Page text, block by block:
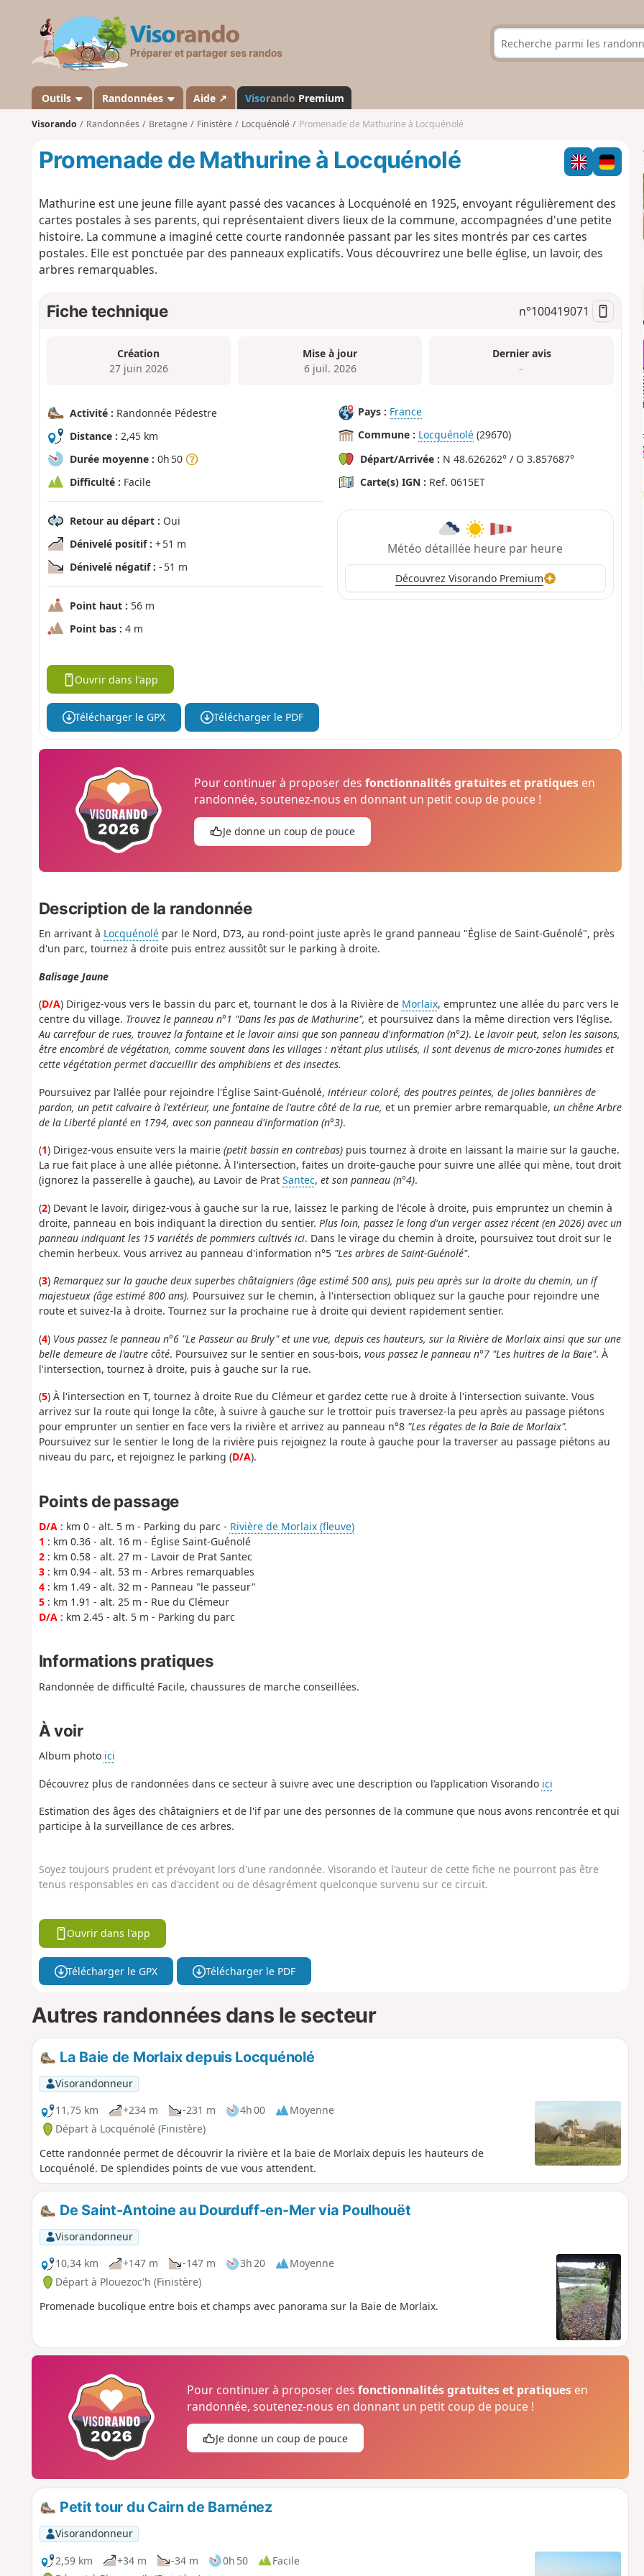
s
a
n
d
Outils Randonnées Aide ↗ Visorando Premium
Visorando Randonnées Bretagne Finistère Locquénolé Promenade de Mathurine à Locquénolé
Promenade de Mathurine à Locquénolé
Mathurine est une jeune fille ayant passé des vacances à Locquénolé en 1925, envoyant régulièrement des
cartes postales à ses parents, qui représentaient divers lieux de la commune, accompagnées d'une petite
histoire. La commune a imaginé cette courte randonnée passant par les sites montrés par ces cartes
postales. Elle est ponctuée par des panneaux explicatifs. Vous découvrirez une belle église, un lavoir, des
arbres remarquables.
Fiche technique n°100419071
Création
27 juin 2026
Mise à jour
6 juil. 2026
Dernier avis
–
Activité : Randonnée Pédestre
Distance : 2,45 km
Durée moyenne : 0h 50
Difficulté : Facile
Retour au départ : Oui
Dénivelé positif : + 51 m
Dénivelé négatif : - 51 m
Point haut : 56 m
Point bas : 4 m
Pays : France
Commune : Locquénolé (29670)
Départ/Arrivée : N 48.626262° / O 3.857687°
Carte(s) IGN : Ref. 0615ET
Météo détaillée heure par heure
Découvrez Visorando Premium
Ouvrir dans l'app
Télécharger le GPX Télécharger le PDF
Pour continuer à proposer desfonctionnalités gratuites et pratiques en
randonnée, soutenez-nous en donnant un petit coup de pouce !
Je donne un coup de pouce
Description de la randonnée
En arrivant à Locquénolépar le Nord, D73, au rond-point juste après le grand panneau "Église de Saint-Guénolé", près
d'un parc, tournez à droite puis entrez aussitôt sur le parking à droite.
Balisage Jaune
(D/A) Dirigez-vous vers le bassin du parc et, tournant le dos à la Rivière de Morlaix, empruntez une allée du parc vers le
centre du village. Trouvez le panneau n°1 "Dans les pas de Mathurine", et poursuivez dans la même direction vers l'église.
Au carrefour de rues, trouvez la fontaine et le lavoir ainsi que son panneau d'information (n°2). Le lavoir peut, selon les saisons,
être encombré de végétation, comme souvent dans les villages : n'étant plus utilisés, il sont devenus de micro-zones humides et
cette végétation permet d'accueillir des amphibiens et des insectes.
Poursuivez par l'allée pour rejoindre l'Église Saint-Guénolé, intérieur coloré, des poutres peintes, de jolies bannières de
pardon, un petit calvaire à l'extérieur, une fontaine de l'autre côté de la rue, et un premier arbre remarquable, un chêne Arbre
de la Liberté planté en 1794, avec son panneau d'information (n°3).
(1) Dirigez-vous ensuite vers la mairie (petit bassin en contrebas)puis tournez à droite en laissant la mairie sur la gauche.
La rue fait place à une allée piétonne. À l'intersection, faites un droite-gauche pour suivre une allée qui mène, tout droit
(ignorez la passerelle à gauche), au Lavoir de Prat Santec, et son panneau (n°4).
(2) Devant le lavoir, dirigez-vous à gauche sur la rue, laissez le parking de l'école à droite, puis empruntez un chemin à
droite, panneau en bois indiquant la direction du sentier. Plus loin, passez le long d'un verger assez récent (en 2026) avec un
panneau indiquant les 15 variétés de pommiers cultivés ici. Dans le virage du chemin à droite, poursuivez tout droit sur le
chemin herbeux. Vous arrivez au panneau d'information n°5 "Les arbres de Saint-Guénolé".
(3) Remarquez sur la gauche deux superbes châtaigniers (âge estimé 500 ans), puis peu après sur la droite du chemin, un if
majestueux (âge estimé 800 ans). Poursuivez sur le chemin, à l'intersection obliquez sur la gauche pour rejoindre une
route et suivez-la à droite. Tournez sur la prochaine rue à droite qui devient rapidement sentier.
(4) Vous passez le panneau n°6 "Le Passeur au Bruly" et une vue, depuis ces hauteurs, sur la Rivière de Morlaix ainsi que sur une
belle demeure de l'autre côté. Poursuivez sur le sentier en sous-bois, vous passez le panneau n°7 "Les huitres de la Baie". À
l'intersection, tournez à droite, puis à gauche sur la rue.
(5) À l'intersection en T, tournez à droite Rue du Clémeur et gardez cette rue à droite à l'intersection suivante. Vous
arrivez sur la route qui longe la côte, à suivre à gauche sur le trottoir puis traversez-la peu après au passage piétons
pour emprunter un sentier en face vers la rivière et arrivez au panneau n°8 "Les régates de la Baie de Morlaix".
Poursuivez sur le sentier le long de la rivière puis rejoignez la route à gauche pour la traverser au passage piétons au
niveau du parc, et rejoignez le parking (D/A).
Points de passage
D/A: km 0 - alt. 5 m - Parking du parc - Rivière de Morlaix (fleuve)
1 : km 0.36 - alt. 16 m - Église Saint-Guénolé
2: km 0.58 - alt. 27 m - Lavoir de Prat Santec
3: km 0.94 - alt. 53 m - Arbres remarquables
4: km 1.49 - alt. 32 m - Panneau "le passeur"
5: km 1.91 - alt. 25 m - Rue du Clémeur
D/A: km 2.45 - alt. 5 m - Parking du parc
Informations pratiques
Randonnée de difficulté Facile, chaussures de marche conseillées.
À voir
Album photo ici
Découvrez plus de randonnées dans ce secteur à suivre avec une description ou l’application Visorando ici
Estimation des âges des châtaigniers et de l'if par une des personnes de la commune que nous avons rencontrée et qui
participe à la surveillance de ces arbres.
Soyez toujours prudent et prévoyant lors d'une randonnée. Visorando et l'auteur de cette fiche ne pourront pas être
tenus responsables en cas d'accident ou de désagrément quelconque survenu sur ce circuit.
Ouvrir dans l'app
Télécharger le GPX Télécharger le PDF
Autres randonnées dans le secteur
La Baie de Morlaix depuis Locquénolé
Visorandonneur
11,75 km
+234 m -231 m 4h 00
Moyenne
Départ à Locquénolé (Finistère)
Cette randonnée permet de découvrir la rivière et la baie de Morlaix depuis les hauteurs de
Locquénolé. De splendides points de vue vous attendent.
De Saint-Antoine au Dourduff-en-Mer via Poulhouët
Visorandonneur
10,34 km
+147 m -147 m 3h 20
Moyenne
Départ à Plouezoc'h (Finistère)
Promenade bucolique entre bois et champs avec panorama sur la Baie de Morlaix.
Pour continuer à proposer desfonctionnalités gratuites et pratiques en
randonnée, soutenez-nous en donnant un petit coup de pouce !
Je donne un coup de pouce
Petit tour du Cairn de Barnénez
Visorandonneur
2,59 km
+34 m -34 m 0h 50
Facile